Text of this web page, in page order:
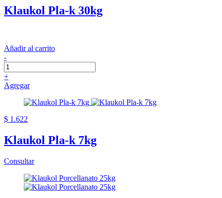
Klaukol Pla-k 30kg
Añadir al carrito
-
+
Agregar
$ 1.622
Klaukol Pla-k 7kg
Consultar